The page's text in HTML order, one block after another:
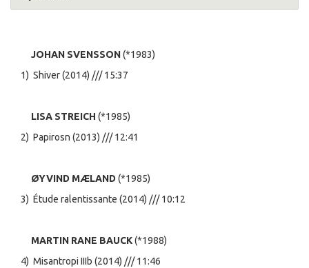
JOHAN SVENSSON(*1983)
1) Shiver (2014) /// 15:37
LISA STREICH (*1985)
2) Papirosn (2013) /// 12:41
ØYVIND MÆLAND (*1985)
3) Étude ralentissante (2014) /// 10:12
MARTIN RANE BAUCK(*1988)
4) Misantropi IIIb (2014) /// 11:46